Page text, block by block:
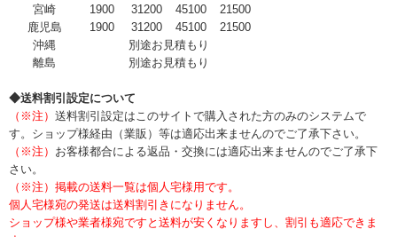
宮崎
1900 31200 45100
21500
鹿児島
1900 31200 45100
21500
沖縄
別途お見積もり
離島
別途お見積もり
◆送料割引設定について
（※注） 送料割引設定はこのサイトで購入された方のみのシステムで
す。ショップ様経由（業販）等は適応出来ませんのでご了承下さい。
（※注） お客様都合による返品・交換には適応出来ませんのでご了承下
さい。
（※注）掲載の送料一覧は個人宅様用です。
個人宅様宛の発送は送料割引きになりません。
ショップ様や業者様宛ですと送料が安くなりますし、割引も適応できま